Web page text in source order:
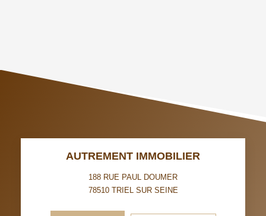
TAUX DE PROPRIÉTAIRES
PART DES MÉNAGES SANS
AUTREMENT IMMOBILIER
188 RUE PAUL DOUMER
78510 TRIEL SUR SEINE